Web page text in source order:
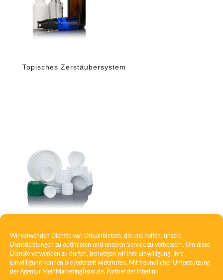
Wir verwenden Dienste von Drittanbietern, die uns helfen, unsere
Dienstleistungen zu optimieren und unseren Service zu verbessern. Um diese
Dienste verwenden zu dürfen, benötigen wir Ihre Einwilligung. Ihre
Einwilligung können Sie jederzeit widerrufen. Mit freundlicher Unterstützung
der Agentur MeinMarketingTeam.de, Partner der Interlink
Topisches Zerstäubersystem
Verschluss mit Schaumeinlage